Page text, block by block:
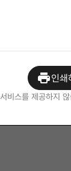
인쇄
비스를 제공하지